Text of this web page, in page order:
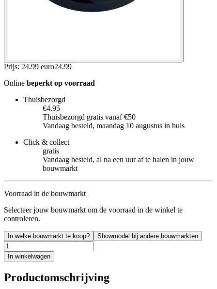
Prijs: 24.99 euro24.99
Online beperkt op voorraad
Thuisbezorgd
€4.95
Thuisbezorgd gratis vanaf €50
Vandaag besteld, maandag 10 augustus in huis
Click & collect
gratis
Vandaag besteld, al na een uur af te halen in jouw
bouwmarkt
Voorraad in de bouwmarkt
Selecteer jouw bouwmarkt om de voorraad in de winkel te
controleren.
In welke bouwmarkt te koop? Showmodel bij andere bouwmarkten
In winkelwagen
Productomschrijving